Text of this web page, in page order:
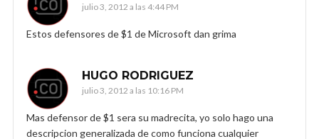
julio 3, 2012 a las 4:44 PM
Estos defensores de $1 de Microsoft dan grima
HUGO RODRIGUEZ
julio 3, 2012 a las 10:16 PM
Mas defensor de $1 sera su madrecita, yo solo hago una
descripcion generalizada de como funciona cualquier